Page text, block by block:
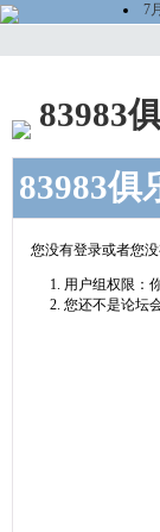
7
83983
83983俱
您没有登录或者您
用户组权限：
您还不是论坛